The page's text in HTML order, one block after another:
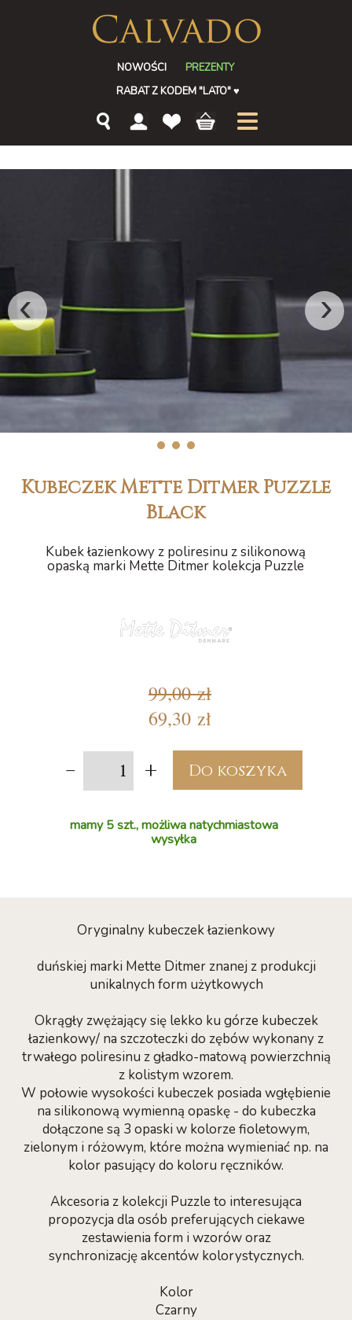
NOWOŚCI
PREZENTY
RABAT Z KODEM "LATO"♥
‹ ›
1 2 3
Kubeczek Mette Ditmer Puzzle
Black
Kubek łazienkowy z poliresinu z silikonową
opaską marki Mette Ditmer kolekcja Puzzle
99,00 zł
69,30 zł
- + Do koszyka
mamy 5 szt., możliwa natychmiastowa
wysyłka
Oryginalny kubeczek łazienkowy
duńskiej marki Mette Ditmer znanej z produkcji
unikalnych form użytkowych
Okrągły zwężający się lekko ku górze kubeczek
łazienkowy/ na szczoteczki do zębów wykonany z
trwałego poliresinu z gładko-matową powierzchnią
z kolistym wzorem.
W połowie wysokości kubeczek posiada wgłębienie
na silikonową wymienną opaskę - do kubeczka
dołączone są 3 opaski w kolorze fioletowym,
zielonym i różowym, które można wymieniać np. na
kolor pasujący do koloru ręczników.
Akcesoria z kolekcji Puzzle to interesująca
propozycja dla osób preferujących ciekawe
zestawienia form i wzorów oraz
synchronizację akcentów kolorystycznych.
Kolor
Czarny